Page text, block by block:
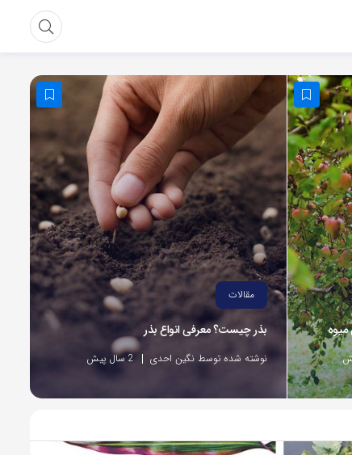
میوه
مقالات
بذر چیست؟ معرفی انواع بذر
نوشته شده توسط نگین احدی 2 سال پیش